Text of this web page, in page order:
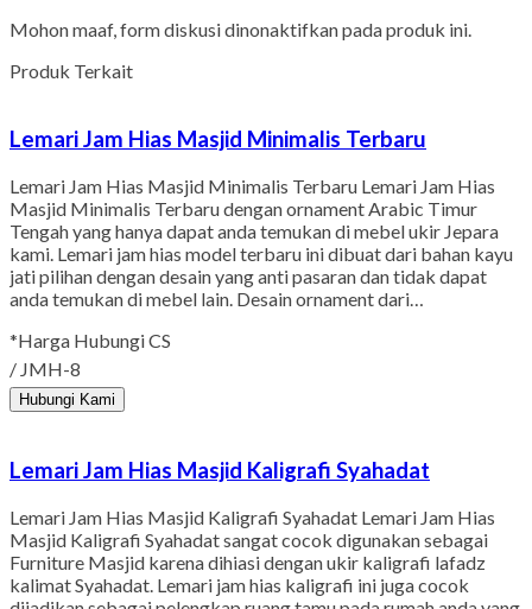
Mohon maaf, form diskusi dinonaktifkan pada produk ini.
Produk Terkait
Lemari Jam Hias Masjid Minimalis Terbaru
Lemari Jam Hias Masjid Minimalis Terbaru Lemari Jam Hias
Masjid Minimalis Terbaru dengan ornament Arabic Timur
Tengah yang hanya dapat anda temukan di mebel ukir Jepara
kami. Lemari jam hias model terbaru ini dibuat dari bahan kayu
jati pilihan dengan desain yang anti pasaran dan tidak dapat
anda temukan di mebel lain. Desain ornament dari…
*Harga Hubungi CS
/ JMH-8
Hubungi Kami
Lemari Jam Hias Masjid Kaligrafi Syahadat
Lemari Jam Hias Masjid Kaligrafi Syahadat Lemari Jam Hias
Masjid Kaligrafi Syahadat sangat cocok digunakan sebagai
Furniture Masjid karena dihiasi dengan ukir kaligrafi lafadz
kalimat Syahadat. Lemari jam hias kaligrafi ini juga cocok